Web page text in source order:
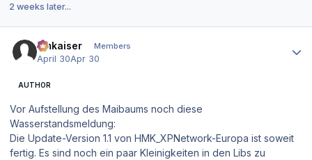
2 weeks later...
hmkaiser Members
April 30Apr 30
AUTHOR
Vor Aufstellung des Maibaums noch diese
Wasserstandsmeldung:
Die Update-Version 1.1 von HMK_XPNetwork-Europa ist soweit
fertig. Es sind noch ein paar Kleinigkeiten in den Libs zu